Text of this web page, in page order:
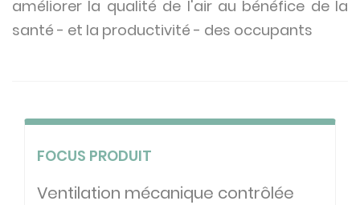
améliorer la qualité de l'air au bénéfice de la
santé - et la productivité - des occupants
FOCUS PRODUIT
Ventilation mécanique contrôlée